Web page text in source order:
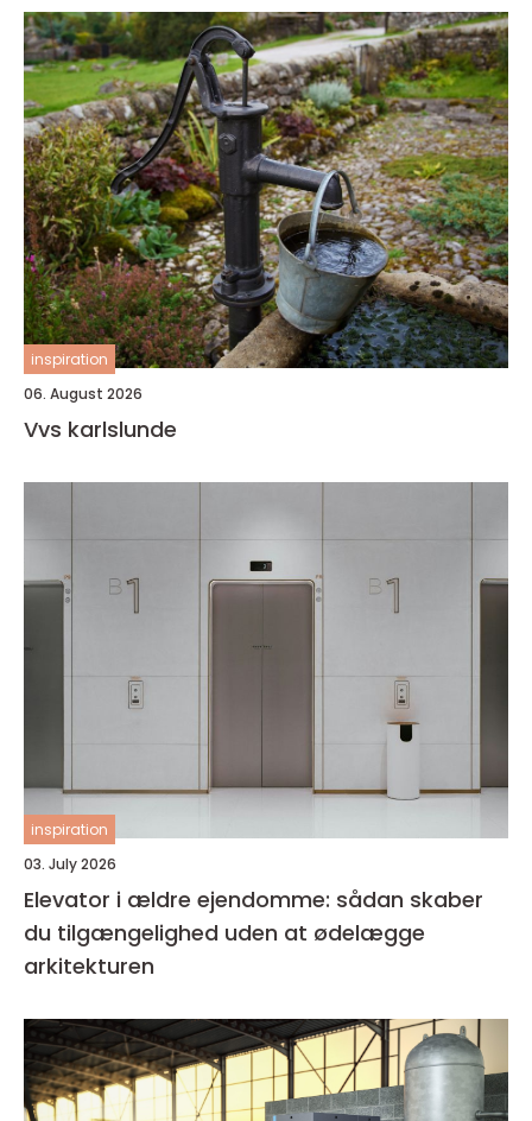
inspiration
06. August 2026
Vvs karlslunde
inspiration
03. July 2026
Elevator i ældre ejendomme: sådan skaber
du tilgængelighed uden at ødelægge
arkitekturen